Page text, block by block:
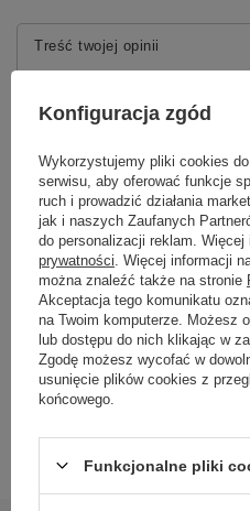
Treść twojej opinii
Dodaj własne zdjęcie
Twoje imię
Twój email
Konfiguracja zgód
Wykorzystujemy pliki cookies do
serwisu, aby oferować funkcje
ruch i prowadzić działania
jak i naszych Zaufanych
do personalizacji reklam.
prywatności . Więcej informacji
można znaleźć także na stronie
Akceptacja tego komunikatu
na Twoim komputerze. Możesz
lub dostępu do nich klikając w
Zgodę możesz wycofać w
usunięcie plików cookies z
końcowego.
Funkcjonalne pliki